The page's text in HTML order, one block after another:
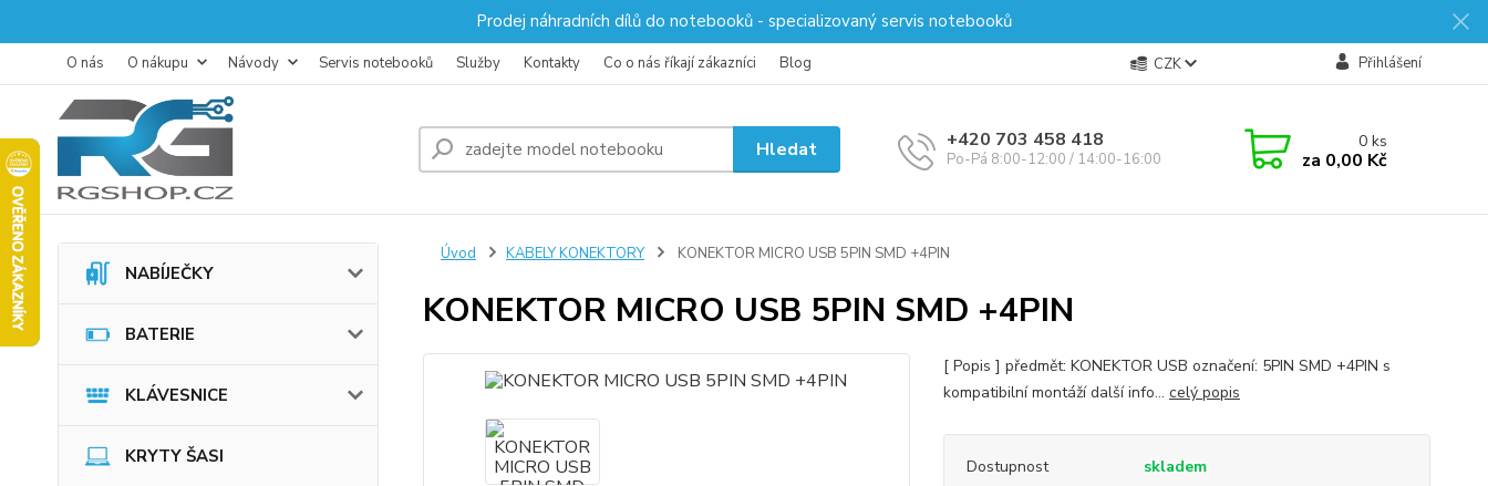
Prodej náhradních dílů do notebooků - specializovaný servis notebooků
O nás O nákupu Návody Servis notebooků Služby Kontakty Co o nás říkají zákazníci Blog CZK Přihlášení
Hledat +420 703 458 418
Po-Pá 8:00-12:00 / 14:00-16:00
0ks
za 0,00 Kč
NABÍJEČKY
BATERIE
KLÁVESNICE
KRYTY ŠASI
Úvod KABELY KONEKTORY KONEKTOR MICRO USB 5PIN SMD +4PIN
KONEKTOR MICRO USB 5PIN SMD +4PIN
[ Popis ] předmět: KONEKTOR USB označení: 5PIN SMD +4PIN s
kompatibilní montáží další info... celý popis
Dostupnost skladem